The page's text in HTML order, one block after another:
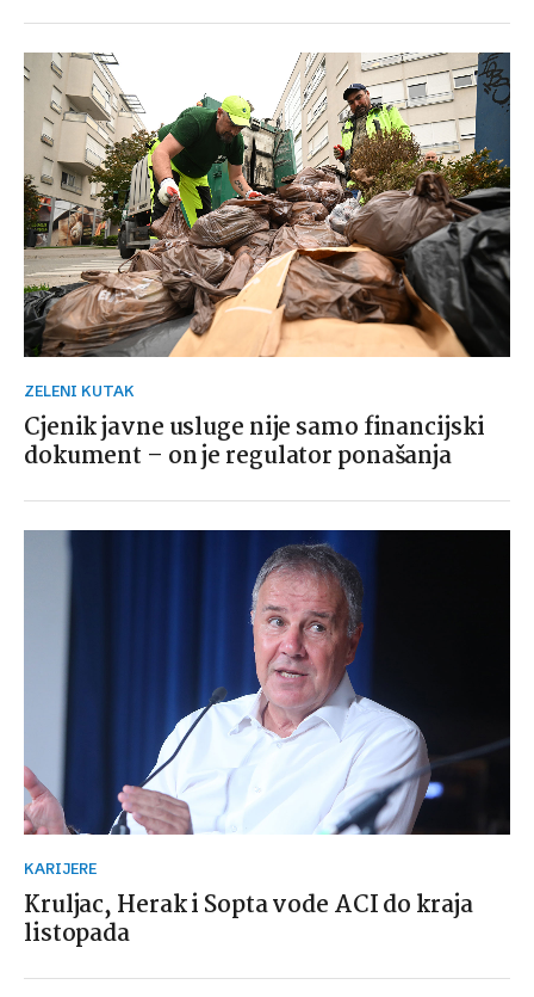
ZELENI KUTAK
Cjenik javne usluge nije samo financijski
dokument – on je regulator ponašanja
KARIJERE
Kruljac, Herak i Sopta vode ACI do kraja
listopada